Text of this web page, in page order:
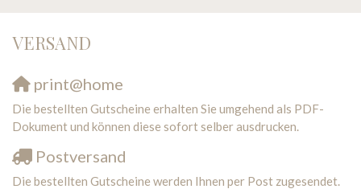
VERSAND
print@home
Die bestellten Gutscheine erhalten Sie umgehend als PDF-
Dokument und können diese sofort selber ausdrucken.
Postversand
Die bestellten Gutscheine werden Ihnen per Post zugesendet.